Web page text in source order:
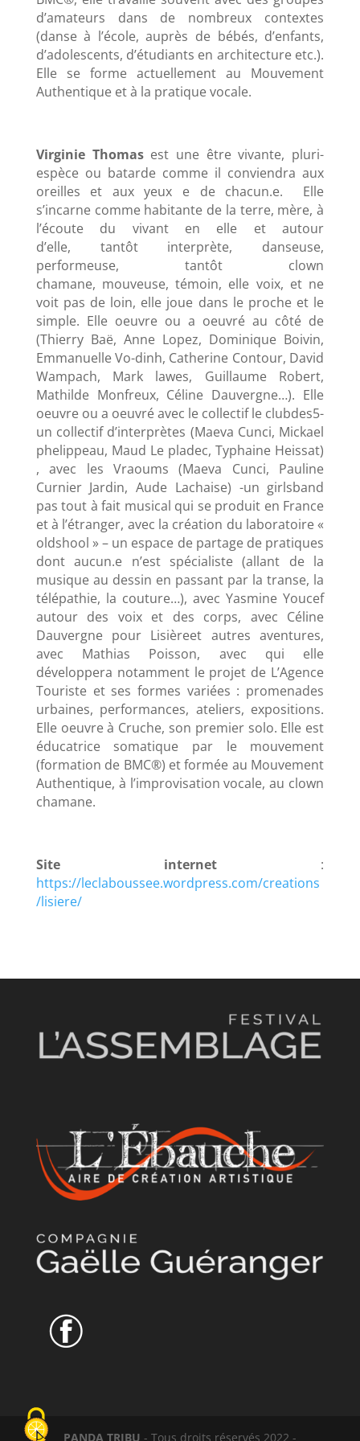
d’amateurs dans de nombreux contextes
(danse à l’école, auprès de bébés, d’enfants,
d’adolescents, d’étudiants en architecture etc.).
Elle se forme actuellement au Mouvement
Authentique et à la pratique vocale.
Virginie Thomasest une être vivante, pluri-
espèce ou batarde comme il conviendra aux
oreilles et aux yeux e de chacun.e. Elle
s’incarne comme habitante de la terre, mère, à
l’écoute du vivant en elle et autour
d’elle, tantôt interprète, danseuse,
performeuse, tantôt clown
chamane, mouveuse, témoin, elle voix, et ne
voit pas de loin, elle joue dans le proche et le
simple. Elle oeuvre ou a oeuvré au côté de
(Thierry Baë, Anne Lopez, Dominique Boivin,
Emmanuelle Vo-dinh, Catherine Contour, David
Wampach, Mark lawes, Guillaume Robert,
Mathilde Monfreux, Céline Dauvergne…). Elle
oeuvre ou a oeuvré avec le collectif le clubdes5-
un collectif d’interprètes (Maeva Cunci, Mickael
phelippeau, Maud Le pladec, Typhaine Heissat)
, avec les Vraoums (Maeva Cunci, Pauline
Curnier Jardin, Aude Lachaise) -un girlsband
pas tout à fait musical qui se produit en France
et à l’étranger, avec la création du laboratoire «
oldshool » – un espace de partage de pratiques
dont aucun.e n’est spécialiste (allant de la
musique au dessin en passant par la transe, la
télépathie, la couture…), avec Yasmine Youcef
autour des voix et des corps, avec Céline
Dauvergne pour Lisièreet autres aventures,
avec Mathias Poisson, avec qui elle
développera notamment le projet de L’Agence
Touriste et ses formes variées : promenades
urbaines, performances, ateliers, expositions.
Elle oeuvre à Cruche, son premier solo. Elle est
éducatrice somatique par le mouvement
(formation de BMC®) et formée au Mouvement
Authentique, à l’improvisation vocale, au clown
chamane.
Site internet :
https://leclaboussee.wordpress.com/creations
/lisiere/
PANDA TRIBU - Tous droits réservés 2022 -